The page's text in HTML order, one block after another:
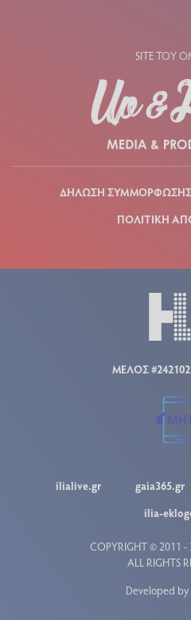
SITE ΤΟΥ
ΔΗΛΩΣΗ ΣΥΜΜΟΡΦΩΣΗΣ
ΠΟΛΙΤΙΚΗ
ΜΕΛΟΣ
ilialive.gr gaia365.gr
ilia-
COPYRIGHT © 2011 -
ALL RIGHTS
Developed by